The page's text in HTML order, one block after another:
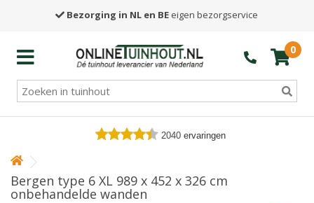
Bezorging in NL en BE eigen bezorgservice
0
2040 ervaringen
Bergen type 6 XL 989 x 452 x 326 cm
onbehandelde wanden